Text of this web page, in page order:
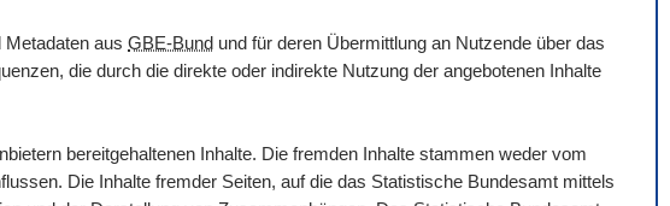
aus GBE-Bund und für deren Übermittlung an Nutzende über das
die durch die direkte oder indirekte Nutzung der angebotenen Inhalte
bereitgehaltenen Inhalte. Die fremden Inhalte stammen weder vom
Die Inhalte fremder Seiten, auf die das Statistische Bundesamt mittels